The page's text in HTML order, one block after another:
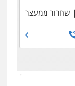
וחקירות
שחרור ממעצר